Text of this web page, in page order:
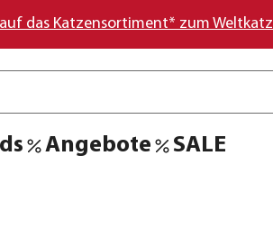
das Katzensortiment* zum
Angebote SALE